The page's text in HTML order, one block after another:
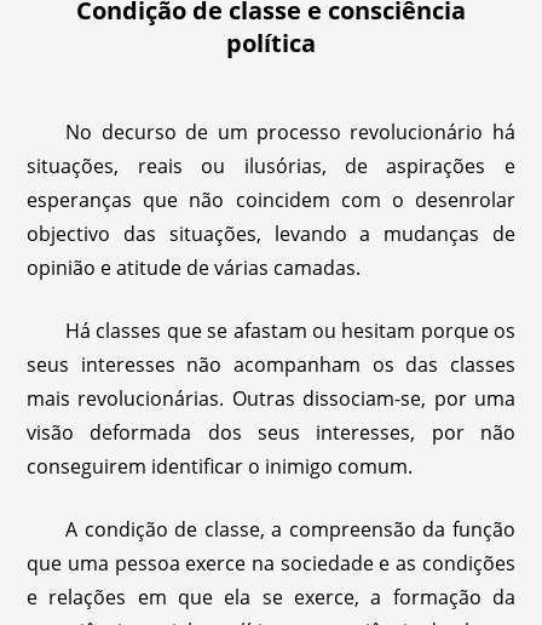
Condição de classe e consciência
política
No decurso de um processo revolucionário há
situações, reais ou ilusórias, de aspirações e
esperanças que não coincidem com o desenrolar
objectivo das situações, levando a mudanças de
opinião e atitude de várias camadas.
Há classes que se afastam ou hesitam porque os
seus interesses não acompanham os das classes
mais revolucionárias. Outras dissociam-se, por uma
visão deformada dos seus interesses, por não
conseguirem identificar o inimigo comum.
A condição de classe, a compreensão da função
que uma pessoa exerce na sociedade e as condições
e relações em que ela se exerce, a formação da